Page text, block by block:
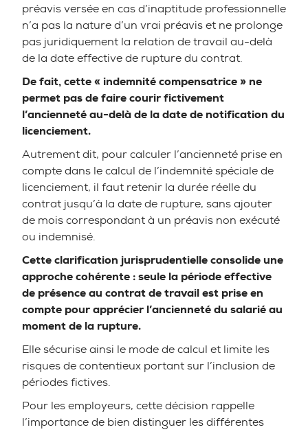
préavis versée en cas d’inaptitude professionnelle
n’a pas la nature d’un vrai préavis et ne prolonge
pas juridiquement la relation de travail au-delà
de la date effective de rupture du contrat.
De fait, cette « indemnité compensatrice » ne
permet pas de faire courir fictivement
l’ancienneté au-delà de la date de notification du
licenciement.
Autrement dit, pour calculer l’ancienneté prise en
compte dans le calcul de l’indemnité spéciale de
licenciement, il faut retenir la durée réelle du
contrat jusqu’à la date de rupture, sans ajouter
de mois correspondant à un préavis non exécuté
ou indemnisé.
Cette clarification jurisprudentielle consolide une
approche cohérente : seule la période effective
de présence au contrat de travail est prise en
compte pour apprécier l’ancienneté du salarié au
moment de la rupture.
Elle sécurise ainsi le mode de calcul et limite les
risques de contentieux portant sur l’inclusion de
périodes fictives.
Pour les employeurs, cette décision rappelle
l’importance de bien distinguer les différentes